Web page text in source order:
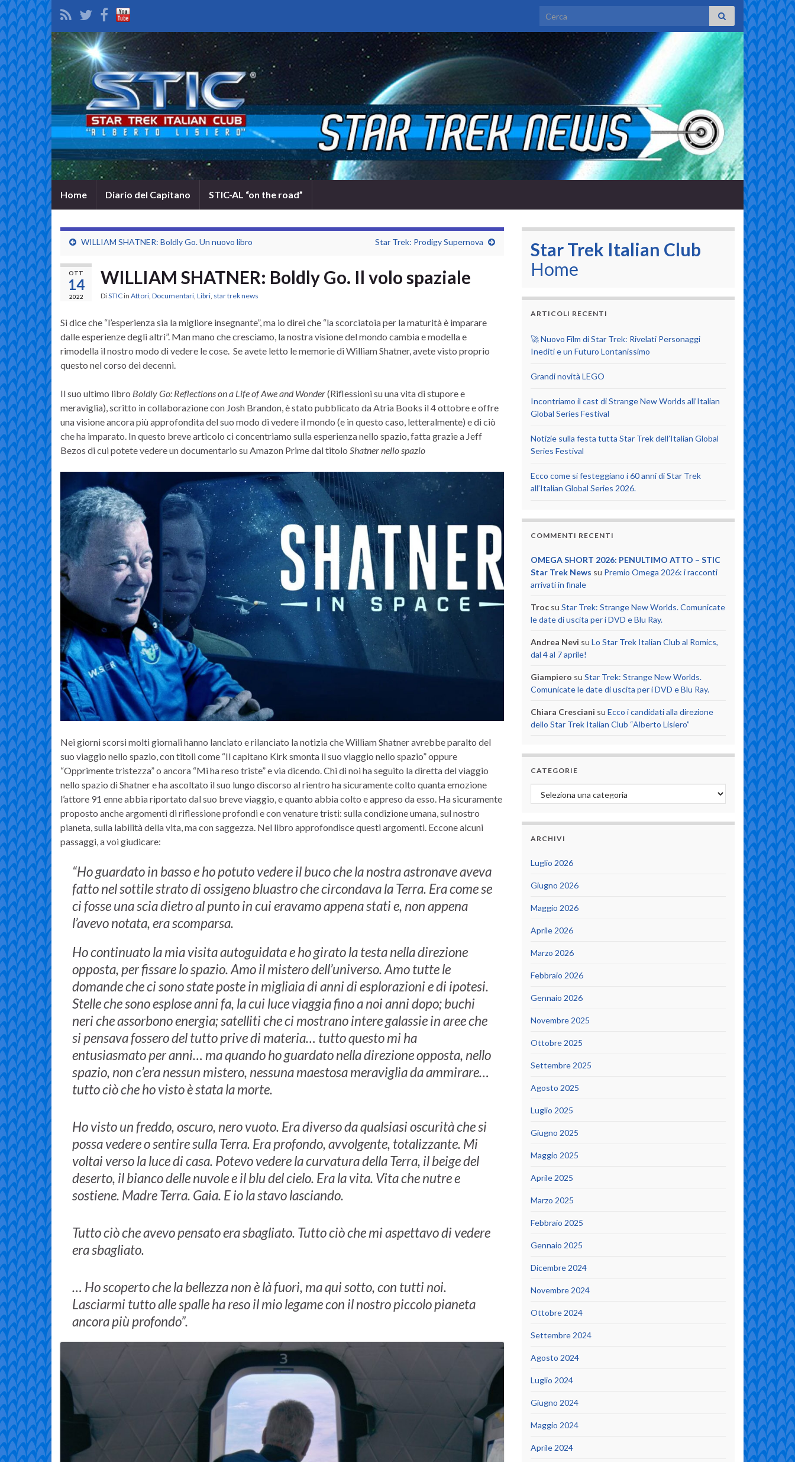
Search for:
Home Diario del Capitano STIC-AL “on the road”
WILLIAM SHATNER: Boldly Go. Un nuovo libro Star Trek: Prodigy Supernova
OTT
14
2022
WILLIAM SHATNER: Boldly Go. Il volo spaziale
DiSTICin Attori, Documentari, Libri, star trek news
Si dice che “l’esperienza sia la migliore insegnante”, ma io direi che “la scorciatoia per la maturità è imparare
dalle esperienze degli altri”. Man mano che cresciamo, la nostra visione del mondo cambia e modella e
rimodella il nostro modo di vedere le cose. Se avete letto le memorie di William Shatner, avete visto proprio
questo nel corso dei decenni.
Il suo ultimo libro Boldly Go: Reflections on a Life of Awe and Wonder(Riflessioni su una vita di stupore e
meraviglia), scritto in collaborazione con Josh Brandon, è stato pubblicato da Atria Books il 4 ottobre e offre
una visione ancora più approfondita del suo modo di vedere il mondo (e in questo caso, letteralmente) e di ciò
che ha imparato. In questo breve articolo ci concentriamo sulla esperienza nello spazio, fatta grazie a Jeff
Bezos di cui potete vedere un documentario su Amazon Prime dal titolo Shatner nello spazio
Nei giorni scorsi molti giornali hanno lanciato e rilanciato la notizia che William Shatner avrebbe paralto del
suo viaggio nello spazio, con titoli come “Il capitano Kirk smonta il suo viaggio nello spazio” oppure
“Opprimente tristezza” o ancora “Mi ha reso triste” e via dicendo. Chi di noi ha seguito la diretta del viaggio
nello spazio di Shatner e ha ascoltato il suo lungo discorso al rientro ha sicuramente colto quanta emozione
l’attore 91 enne abbia riportato dal suo breve viaggio, e quanto abbia colto e appreso da esso. Ha sicuramente
proposto anche argomenti di riflessione profondi e con venature tristi: sulla condizione umana, sul nostro
pianeta, sulla labilità della vita, ma con saggezza. Nel libro approfondisce questi argomenti. Eccone alcuni
passaggi, a voi giudicare:
“Ho guardato in basso e ho potuto vedere il buco che la nostra astronave aveva
fatto nel sottile strato di ossigeno bluastro che circondava la Terra. Era come se
ci fosse una scia dietro al punto in cui eravamo appena stati e, non appena
l’avevo notata, era scomparsa.
Ho continuato la mia visita autoguidata e ho girato la testa nella direzione
opposta, per fissare lo spazio. Amo il mistero dell’universo. Amo tutte le
domande che ci sono state poste in migliaia di anni di esplorazioni e di ipotesi.
Stelle che sono esplose anni fa, la cui luce viaggia fino a noi anni dopo; buchi
neri che assorbono energia; satelliti che ci mostrano intere galassie in aree che
si pensava fossero del tutto prive di materia… tutto questo mi ha
entusiasmato per anni… ma quando ho guardato nella direzione opposta, nello
spazio, non c’era nessun mistero, nessuna maestosa meraviglia da ammirare…
tutto ciò che ho visto è stata la morte.
Ho visto un freddo, oscuro, nero vuoto. Era diverso da qualsiasi oscurità che si
possa vedere o sentire sulla Terra. Era profondo, avvolgente, totalizzante. Mi
voltai verso la luce di casa. Potevo vedere la curvatura della Terra, il beige del
deserto, il bianco delle nuvole e il blu del cielo. Era la vita. Vita che nutre e
sostiene. Madre Terra. Gaia. E io la stavo lasciando.
Tutto ciò che avevo pensato era sbagliato. Tutto ciò che mi aspettavo di vedere
era sbagliato.
… Ho scoperto che la bellezza non è là fuori, ma qui sotto, con tutti noi.
Lasciarmi tutto alle spalle ha reso il mio legame con il nostro piccolo pianeta
ancora più profondo”.
Star Trek Italian Club
Home
ARTICOLI RECENTI
🚀 Nuovo Film di Star Trek: Rivelati Personaggi
Inediti e un Futuro Lontanissimo
Grandi novità LEGO
Incontriamo il cast di Strange New Worlds all’Italian
Global Series Festival
Notizie sulla festa tutta Star Trek dell’Italian Global
Series Festival
Ecco come si festeggiano i 60 anni di Star Trek
all’Italian Global Series 2026.
COMMENTI RECENTI
OMEGA SHORT 2026: PENULTIMO ATTO – STIC
Star Trek News su Premio Omega 2026: i racconti
arrivati in finale
Troc su Star Trek: Strange New Worlds. Comunicate
le date di uscita per i DVD e Blu Ray.
Andrea Nevi su Lo Star Trek Italian Club al Romics,
dal 4 al 7 aprile!
Giampiero su Star Trek: Strange New Worlds.
Comunicate le date di uscita per i DVD e Blu Ray.
Chiara Cresciani su Ecco i candidati alla direzione
dello Star Trek Italian Club “Alberto Lisiero”
CATEGORIE
Categorie
ARCHIVI
Luglio 2026
Giugno 2026
Maggio 2026
Aprile 2026
Marzo 2026
Febbraio 2026
Gennaio 2026
Novembre 2025
Ottobre 2025
Settembre 2025
Agosto 2025
Luglio 2025
Giugno 2025
Maggio 2025
Aprile 2025
Marzo 2025
Febbraio 2025
Gennaio 2025
Dicembre 2024
Novembre 2024
Ottobre 2024
Settembre 2024
Agosto 2024
Luglio 2024
Giugno 2024
Maggio 2024
Aprile 2024